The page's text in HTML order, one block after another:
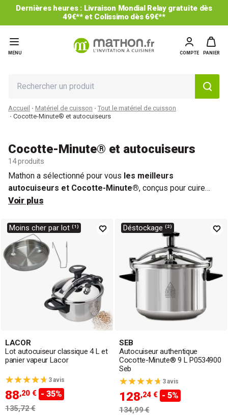
Dernières heures : Livraison Mondial Relay gratuite dès
49€** et Colissimo dès 69€**
MENU COMPTE PANIER
Accueil Matériel de cuisson
Tout le matériel de cuisson
Cocotte-Minute® et autocuiseurs
Cocotte-Minute® et autocuiseurs
14 produits
Mathon a sélectionné pour vous les meilleurs
autocuiseurs et Cocotte-Minute®, conçus pour cuire
vos aliments à la vapeur ou à l'anglaise en un temps record.
préparer de grandes quantités de légumes tout en
préservant leurs nutriments ou de mijoter vos plats en
sauce pour des repas savoureux et équilibrés. Grâce à leur
technologie de cuisson sous pression, ces ustensiles de
cuisson offrent
rapidité, efficacité et simplicité
, parfaits
pour une cuisine saine au quotidien.
Voir plus
Moins cher par lot ⁽¹⁾
LACOR
Lot autocuiseur classique 4 L et
panier vapeur Lacor
3 avis
88,20 € - 35%
135,72 €
Déstockage ⁽²⁾
SEB
Autocuiseur authentique
Cocotte-Minute® 9 L P0534900
Seb
3 avis
128,24 € - 5%
134,99 €